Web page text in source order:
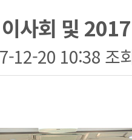
사회 및
12-20 10:38 조